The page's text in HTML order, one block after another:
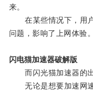
来。
在某些情况下，用户
问题，影响了上网体验。
闪电猫加速器破解版
而闪光猫加速器的出
无论是想要加速网速